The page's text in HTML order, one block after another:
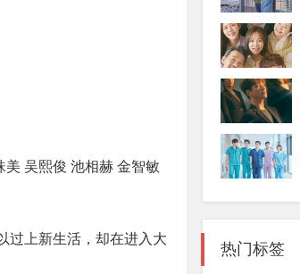
美 吴熙俊 池相赫 金智敏
过上新生活，却在进入大
热门标签